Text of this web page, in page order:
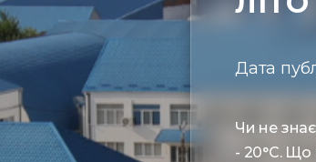
Дата
Чи не
- 20°С. Що